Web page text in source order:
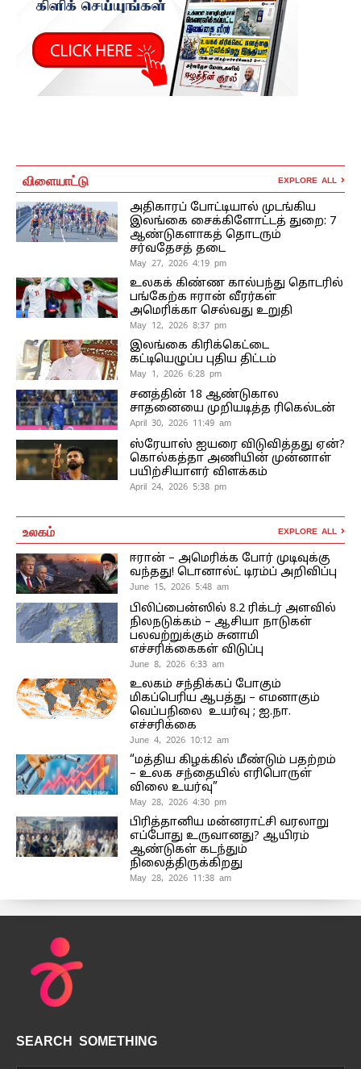
விளையாட்டு EXPLORE ALL
அதிகாரப் போட்டியால் முடங்கிய
இலங்கை சைக்கிளோட்டத் துறை: 7
ஆண்டுகளாகத் தொடரும்
சர்வதேசத் தடை
May 27, 2026 4:19 pm
உலகக் கிண்ண கால்பந்து தொடரில்
பங்கேற்க ஈரான் வீரர்கள்
அமெரிக்கா செல்வது உறுதி
May 12, 2026 8:37 pm
இலங்கை கிரிக்கெட்டை
கட்டியெழுப்ப புதிய திட்டம்
May 1, 2026 6:28 pm
சனத்தின் 18 ஆண்டுகால
சாதனையை முறியடித்த ரிகெல்டன்
April 30, 2026 11:49 am
ஸ்ரேயாஸ் ஐயரை விடுவித்தது ஏன்?
கொல்கத்தா அணியின் முன்னாள்
பயிற்சியாளர் விளக்கம்
April 24, 2026 5:38 pm
உலகம் EXPLORE ALL
ஈரான் – அமெரிக்க போர் முடிவுக்கு
வந்தது! டொனால்ட் டிரம்ப் அறிவிப்பு
June 15, 2026 5:48 am
பிலிப்பைன்ஸில் 8.2 ரிக்டர் அளவில்
நிலநடுக்கம் – ஆசியா நாடுகள்
பலவற்றுக்கும் சுனாமி
எச்சரிக்கைகள் விடுப்பு
June 8, 2026 6:33 am
உலகம் சந்திக்கப் போகும்
மிகப்பெரிய ஆபத்து – எமனாகும்
வெப்பநிலை உயர்வு ; ஐ.நா.
எச்சரிக்கை
June 4, 2026 10:12 am
“மத்திய கிழக்கில் மீண்டும் பதற்றம்
– உலக சந்தையில் எரிபொருள்
விலை உயர்வு”
May 28, 2026 4:30 pm
பிரித்தானிய மன்னராட்சி வரலாறு
எப்போது உருவானது? ஆயிரம்
ஆண்டுகள் கடந்தும்
நிலைத்திருக்கிறது
May 28, 2026 11:38 am
SEARCH SOMETHING